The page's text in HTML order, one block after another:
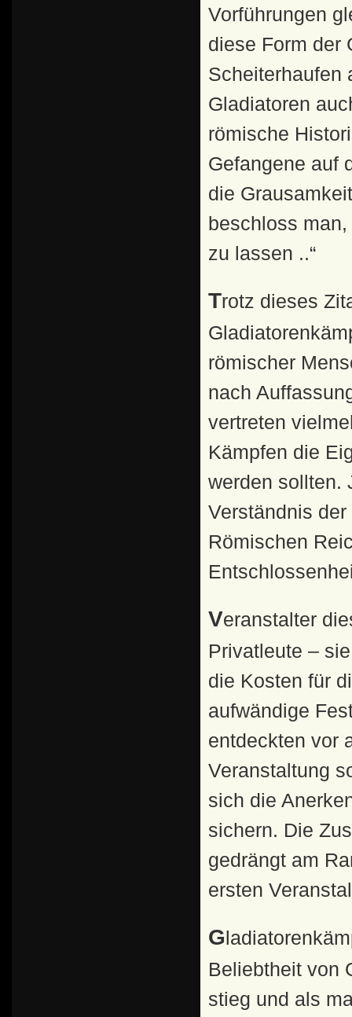
Vorführungen
diese Form der
Scheiterhaufen
Gladiatoren
römische
Gefangene auf
die
beschloss
zu lassen ..“
Trotz dieses Zitates ist die Theorie, dass
römischer
nach
vertreten
Kämpfen die
werden sollten.
Verständnis
Römischen
Veranstalter dieser Gladiatorenkämpfe waren reiche
Privatleute –
die Kosten für
aufwändige
entdeckten vor
Veranstaltung
sich die
sichern. Die
gedrängt am
ersten
Gladiatorenkämpfe im 1. Jahrhundert v. Chr.:Als die
Beliebtheit von
stieg und als